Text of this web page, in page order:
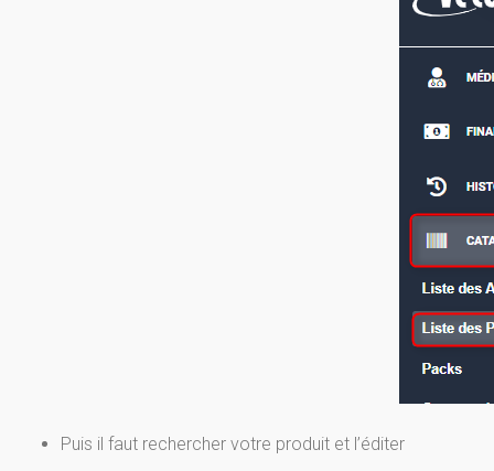
Puis il faut rechercher votre produit et l’éditer